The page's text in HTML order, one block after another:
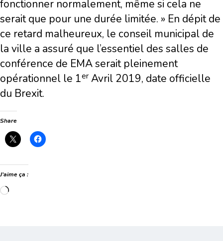
fonctionner normalement, même si cela ne
serait que pour une durée limitée. » En dépit de
ce retard malheureux, le conseil municipal de
la ville a assuré que l’essentiel des salles de
conférence de EMA serait pleinement
opérationnel le 1er Avril 2019, date officielle
du Brexit.
Share
J’aime ça :
Chargement…